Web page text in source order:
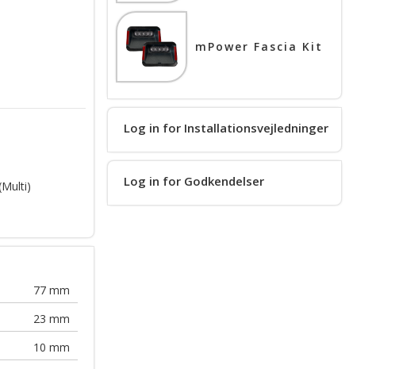
mPower Fascia Kit
Log in for Installationsvejledninger
Log in for Godkendelser
77 mm
23 mm
10 mm